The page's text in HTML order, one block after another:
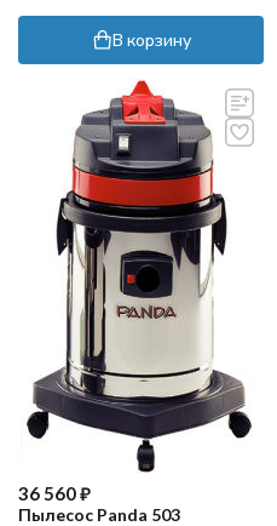
В корзину
36 560₽
Пылесос Panda 503